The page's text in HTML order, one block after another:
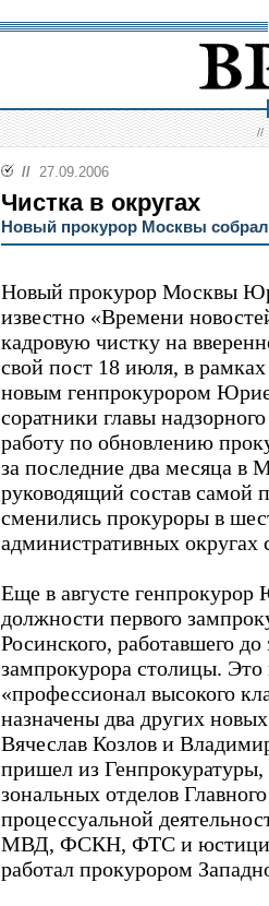
//
// 27.09.2006
Чистка в округах
Новый прокурор Москвы
Новый прокурор Москвы
известно «Времени
кадровую чистку на
свой пост 18 июля, в
новым генпрокурором
соратники главы
работу по обновлению
за последние два месяца в
руководящий состав самой
сменились прокуроры в
административных округах
Еще в августе
должности первого
Росинского, работавшего
зампрокурора столицы.
«профессионал высокого
назначены два других
Вячеслав Козлов и
пришел из Генпрокуратуры,
зональных отделов
процессуальной
МВД, ФСКН, ФТС и
работал прокурором